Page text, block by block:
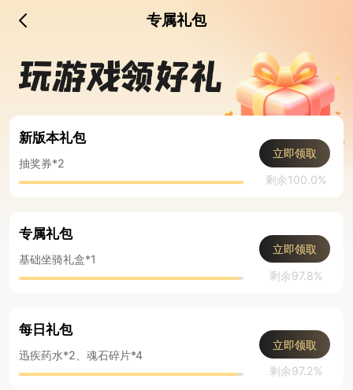
专属礼包
新版本礼包
抽奖券*2
立即领取
剩余100.0%
专属礼包
基础坐骑礼盒*1
立即领取
剩余97.8%
每日礼包
迅疾药水*2、魂石碎片*4
立即领取
剩余97.2%